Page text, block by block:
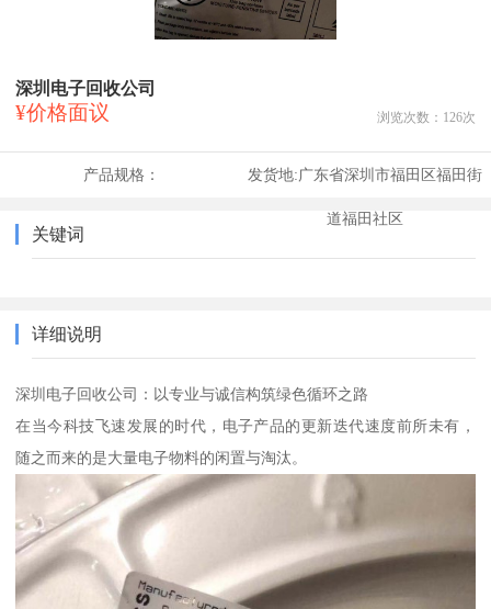
深圳电子回收公司
¥价格面议 浏览次数： 126次
产品规格： 发货地:广东省深圳市福田区福田街
道福田社区
关键词
详细说明
深圳电子回收公司：以专业与诚信构筑绿色循环之路
在当今科技飞速发展的时代，电子产品的更新迭代速度前所未有，
随之而来的是大量电子物料的闲置与淘汰。